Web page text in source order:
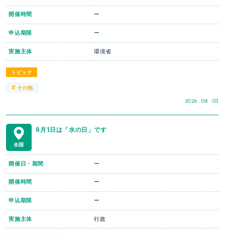
トピック
2026 . 08 . 03
開催時間 ー
申込期限 ー
実施主体 環境省
#その他
全国
8月1日は「水の日」です
開催日・期間 ー
開催時間 ー
申込期限 ー
実施主体 行政